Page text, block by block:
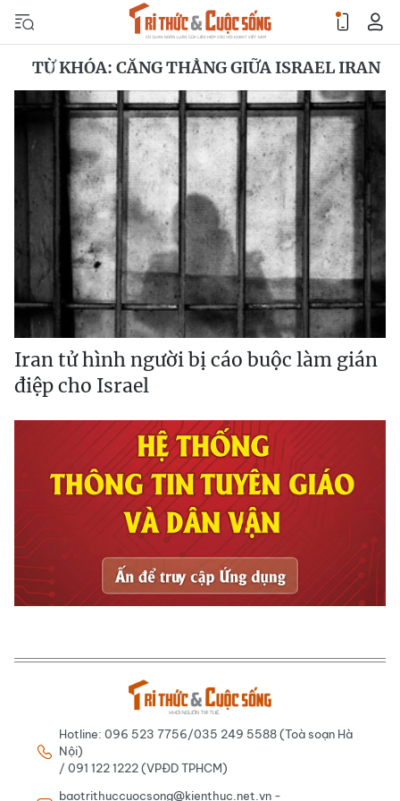
TỪ KHÓA: CĂNG THẲNG GIỮA ISRAEL IRAN
Iran tử hình người bị cáo buộc làm gián
điệp cho Israel
Hotline: 096 523 7756/035 249 5588 (Toà soạn Hà
Nội)
/ 091 122 1222 (VPĐD TPHCM)
baotrithuccuocsong@kienthuc.net.vn -